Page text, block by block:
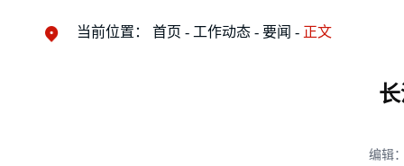
当前位置： 首页 工作动态 要闻 正文
编辑